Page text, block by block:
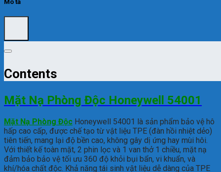
Mô tả
Contents
Mặt Nạ Phòng Độc Honeywell 54001
Mặt Nạ Phòng Độc Honeywell 54001 là sản phẩm bảo vệ hô
hấp cao cấp, được chế tạo từ vật liệu TPE (đàn hồi nhiệt dẻo)
tiên tiến, mang lại độ bền cao, không gây dị ứng hay mùi hôi.
Với thiết kế toàn mặt, 2 phin lọc và 1 van thở 1 chiều, mặt nạ
đảm bảo bảo vệ tối ưu 360 độ khỏi bụi bẩn, vi khuẩn, và
khí/hóa chất độc. Khả năng tái sinh vật liệu dễ dàng của TPE